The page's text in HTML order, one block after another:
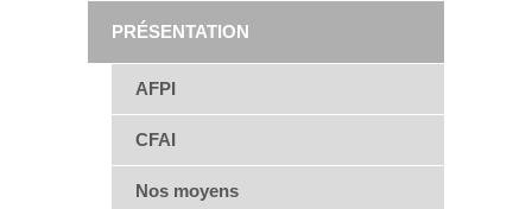
PRÉSENTATION
AFPI
CFAI
Nos moyens